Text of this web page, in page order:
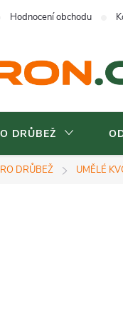
Hodnocení obchodu
DRŮBEŽ
DRŮBEŽ UMĚLÉ